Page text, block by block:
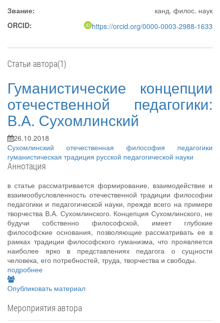
Звание:
канд. филос. наук
ORCID:
https://orcid.org/0000-0003-2988-1633
Статьи автора(1)
Гуманистические концепции
отечественной педагогики:
В.А. Сухомлинский
26.10.2018
Сухомлинский отечественная философия педагогики
гуманистическая традиция русской педагогической науки
Аннотация
в статье рассматривается формирование, взаимодействие и
взаимообусловленность отечественной традиции философии
педагогики и педагогической науки, прежде всего на примере
творчества В.А. Сухомлинского. Концепция Сухомлинского, не
будучи собственно философской, имеет глубокие
философские основания, позволяющие рассматривать ее в
рамках традиции философского гуманизма, что проявляется
наиболее ярко в представлениях педагога о сущности
человека, его потребностей, труда, творчества и свободы.
подробнее
Опубликовать материал
Мероприятия автора